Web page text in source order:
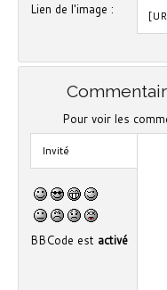
Lien de l'image :
Pour voir les
BBCode est activé